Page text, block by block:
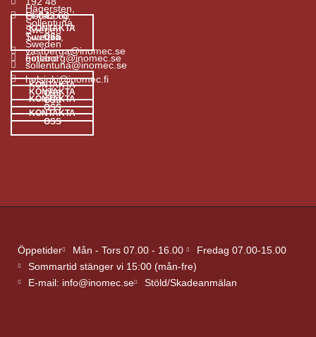
Hägersten,
Sweden
vastberga@inomec.se
KONTAKTA
OSS
Sollentuna,
Sweden
sollentuna@inomec.se
KONTAKTA
OSS
Göteborg,
Sweden
goteborg@inomec.se
KONTAKTA
OSS
KONTAKTA
OSS
FI-043 60
Tuusula,
Finland
helsinki@inomec.fi
KONTAKTA
OSS
Öppetider Mån - Tors 07.00 - 16.00
Fredag 07.00-15.00
Sommartid stänger vi 15:00 (mån-fre)
E-mail: info@inomec.se
Stöld/Skadeanmälan